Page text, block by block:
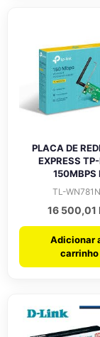
PLACA DE
EXPRESS
150MBPS
TL-
16 500,01
Adicionar
carrinho